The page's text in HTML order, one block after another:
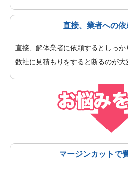
直接、業者への依
直接、解体業者に依頼するとしっか
数社に見積もりをすると断るのが
マージンカットで